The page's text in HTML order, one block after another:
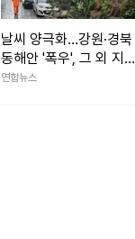
날씨 양극화…강원·경북
동해안 '폭우', 그 외 지역
은 '폭염'
연합뉴스